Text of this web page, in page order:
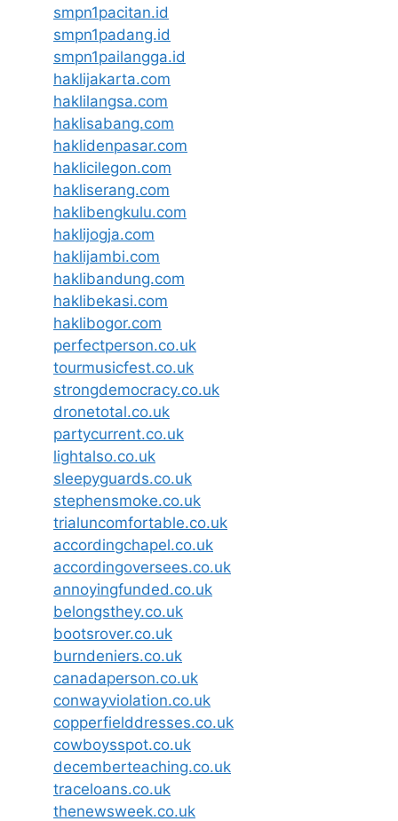
smpn1pacitan.id
smpn1padang.id
smpn1pailangga.id
haklijakarta.com
haklilangsa.com
haklisabang.com
haklidenpasar.com
haklicilegon.com
hakliserang.com
haklibengkulu.com
haklijogja.com
haklijambi.com
haklibandung.com
haklibekasi.com
haklibogor.com
perfectperson.co.uk
tourmusicfest.co.uk
strongdemocracy.co.uk
dronetotal.co.uk
partycurrent.co.uk
lightalso.co.uk
sleepyguards.co.uk
stephensmoke.co.uk
trialuncomfortable.co.uk
accordingchapel.co.uk
accordingoversees.co.uk
annoyingfunded.co.uk
belongsthey.co.uk
bootsrover.co.uk
burndeniers.co.uk
canadaperson.co.uk
conwayviolation.co.uk
copperfielddresses.co.uk
cowboysspot.co.uk
decemberteaching.co.uk
traceloans.co.uk
thenewsweek.co.uk